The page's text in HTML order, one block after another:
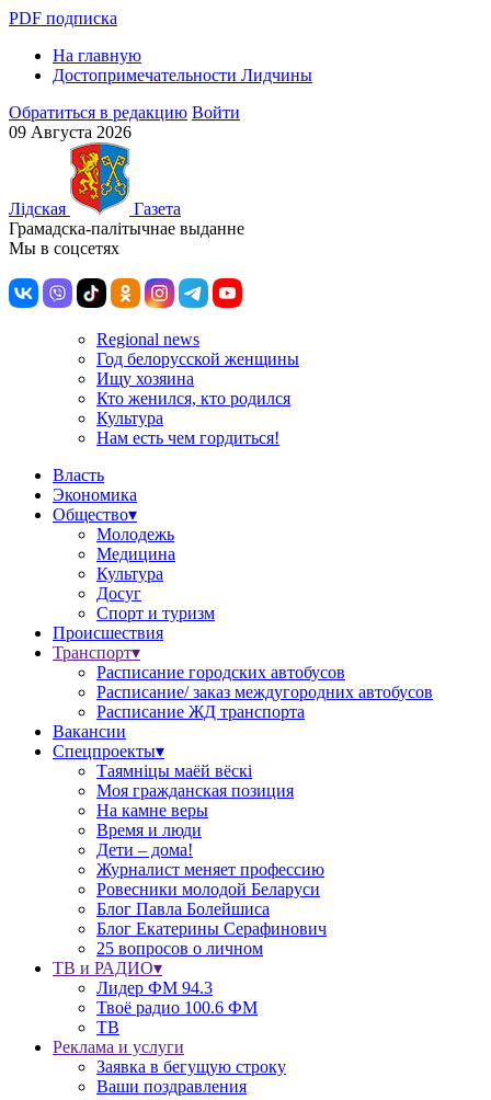
PDF подписка
На главную
Достопримечательности Лидчины
Обратиться в редакцию Войти
09 Августа 2026
Лiдская
Газета
Грамадска-палiтычнае выданне
Мы в соцсетях
Regional news
Год белорусской женщины
Ищу хозяина
Кто женился, кто родился
Культура
Нам есть чем гордиться!
Власть
Экономика
Общество▾
Молодежь
Медицина
Культура
Досуг
Спорт и туризм
Происшествия
Транспорт▾
Расписание городских автобусов
Расписание/ заказ междугородних автобусов
Расписание ЖД транспорта
Вакансии
Спецпроекты▾
Таямніцы маёй вёскі
Моя гражданская позиция
На камне веры
Время и люди
Дети – дома!
Журналист меняет профессию
Ровесники молодой Беларуси
Блог Павла Болейшиса
Блог Екатерины Серафинович
25 вопросов о личном
ТВ и РАДИО▾
Лидер ФМ 94.3
Твоё радио 100.6 ФМ
ТВ
Реклама и услуги
Заявка в бегущую строку
Ваши поздравления